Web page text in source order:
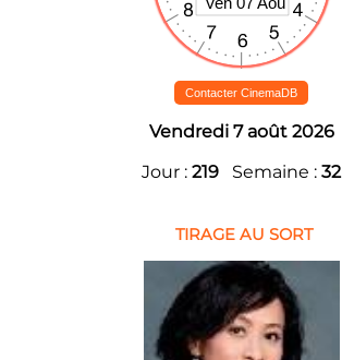
Contacter CinemaDB
Vendredi 7 août 2026
Jour : 219 Semaine : 32
TIRAGE AU SORT